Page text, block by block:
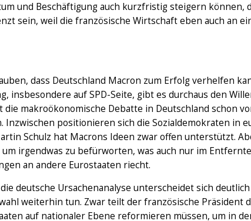
und Beschäftigung auch kurzfristig steigern können,
sein, weil die französische Wirtschaft eben auch an
dass Deutschland Macron zum Erfolg verhelfen
insbesondere auf SPD-Seite, gibt es durchaus den
die makroökonomische Debatte in Deutschland schon
positionieren sich die Sozialdemokraten in
Schulz hat Macrons Ideen zwar offen unterstützt.
irgendwas zu befürworten, was auch nur im
an andere Eurostaaten riecht.
deutsche Ursachenanalyse unterscheidet sich
weiterhin tun. Zwar teilt der französische Präsident
auf nationaler Ebene reformieren müssen, um in